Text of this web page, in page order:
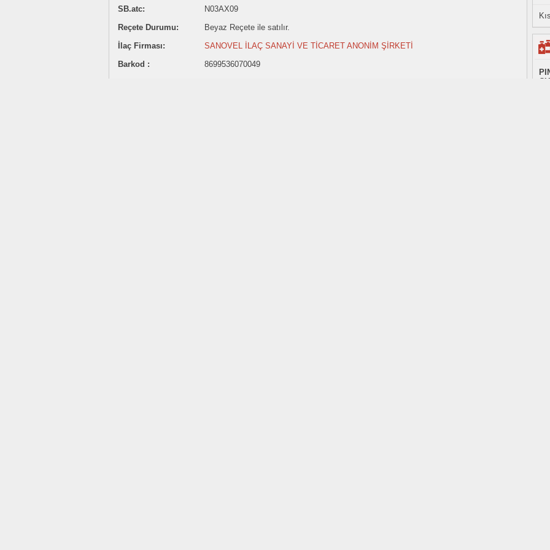
SB.atc:
N03AX09
Reçete Durumu:
Beyaz Reçete ile satılır.
İlaç Firması:
SANOVEL İLAÇ SANAYİ VE TİCARET ANONİM ŞİRKETİ
Barkod :
8699536070049